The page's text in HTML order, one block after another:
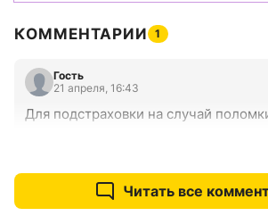
КОММЕНТАРИИ 1
Гость
21 апреля, 16:43
Для подстраховки на случай
Читать все